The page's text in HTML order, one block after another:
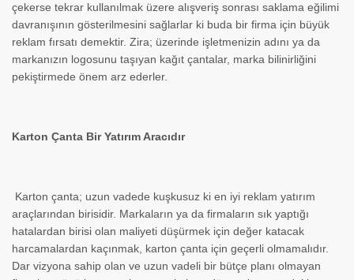
çekerse tekrar kullanılmak üzere alışveriş sonrası saklama eğilimi
davranışının gösterilmesini sağlarlar ki buda bir firma için büyük
reklam fırsatı demektir. Zira; üzerinde işletmenizin adını ya da
markanızın logosunu taşıyan kağıt çantalar, marka bilinirliğini
pekiştirmede önem arz ederler.
Karton Çanta Bir Yatırım Aracıdır
Karton çanta; uzun vadede kuşkusuz ki en iyi reklam yatırım
araçlarından birisidir. Markaların ya da firmaların sık yaptığı
hatalardan birisi olan maliyeti düşürmek için değer katacak
harcamalardan kaçınmak, karton çanta için geçerli olmamalıdır.
Dar vizyona sahip olan ve uzun vadeli bir bütçe planı olmayan